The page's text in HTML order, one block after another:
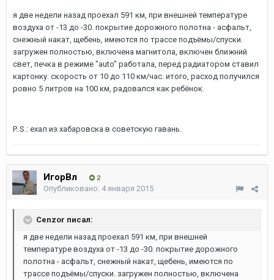
я две недели назад проехал 591 км, при внешней температуре
воздуха от -13 до -30. покрытие дорожного полотна - асфальт,
снежный накат, щебень, имеются по трассе подъёмы/спуски.
загружен полностью, включена магнитола, включен ближний
свет, печка в режиме "auto" работала, перед радиатором ставил
картонку. скорость от 10 до 110 км/час. итого, расход получился
ровно 5 литров на 100 км, радовался как ребёнок.
P. S.: ехал из хабаровска в советскую гавань.
ИгорВл 2
Опубликовано: 4 января 2015
Cenzor писал:
я две недели назад проехал 591 км, при внешней
температуре воздуха от -13 до -30. покрытие дорожного
полотна - асфальт, снежный накат, щебень, имеются по
трассе подъёмы/спуски. загружен полностью, включена